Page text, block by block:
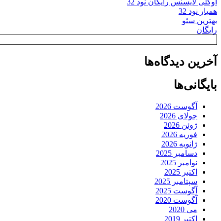
همیار نود 32
بهترین سئو
رایگان
آخرین دیدگاه‌ها
بایگانی‌ها
آگوست 2026
جولای 2026
ژوئن 2026
فوریه 2026
ژانویه 2026
دسامبر 2025
نوامبر 2025
اکتبر 2025
سپتامبر 2025
آگوست 2025
آگوست 2020
می 2020
اکتبر 2019